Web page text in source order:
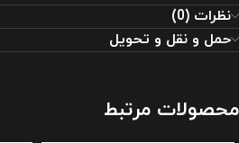
نظرات (0)
حمل و نقل و تحویل
محصولات مرتبط